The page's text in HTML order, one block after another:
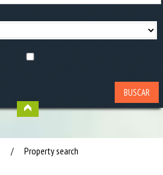
BUSCAR
/ Property search